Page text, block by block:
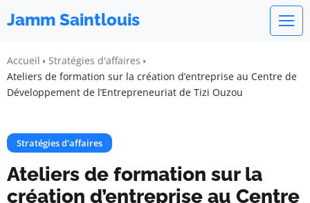
Jamm Saintlouis
Accueil
Stratégies d'affaires
Ateliers de formation sur la création d’entreprise au Centre de
Développement de l’Entrepreneuriat de Tizi Ouzou
Stratégies d'affaires
Ateliers de formation sur la
création d’entreprise au Centre